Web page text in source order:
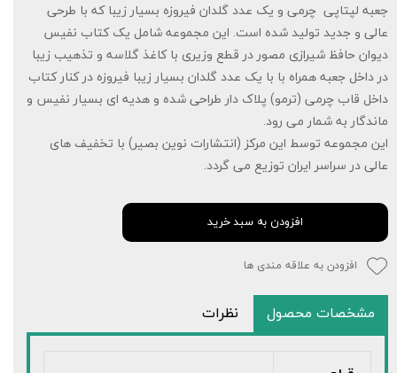
جعبه لپتاپی چرمی و یک عدد گلدان فیروزه بسیار زیبا که با طرحی
عالی و جدید تولید شده است. این مجموعه شامل یک کتاب نفیس
دیوان حافظ شیرازی مصور در قطع وزیری با کاغذ گلاسه و تذهیب زیبا
در داخل جعبه همراه با با یک عدد گلدان بسیار زیبا فیروزه در کنار کتاب
داخل قاب چرمی (ترمو) پلاک دار طراحی شده و هدیه ای بسیار نفیس و
ماندگار به شمار می رود.
این مجموعه توسط این مرکز (انتشارات نوین بصیر) با تخفیف های
عالی در سراسر ایران توزیع می گردد.
افزودن به سبد خرید
افزودن به علاقه مندی ها
مشخصات محصول نظرات